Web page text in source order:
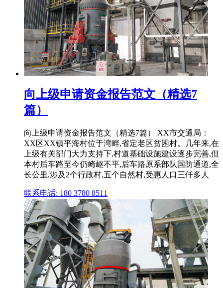
向上级申请资金报告范文（精选7
篇）
向上级申请资金报告范文（精选7篇） XX市交通局：
XX区XX镇平海村位于湾畔,省定老区贫困村。几年来,在
上级有关部门大力支持下,村道基础设施建设逐步完善,但
本村后车路至今仍崎岖不平,后车路原系部队国防通道,全
长公里,涉及2个行政村,五个自然村,受惠人口三仟多人
联系电话: 180 3780 8511